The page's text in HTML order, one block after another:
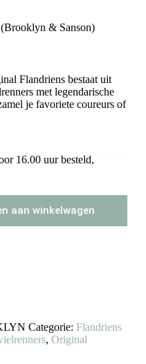
& Sanson)
Flandriens bestaat uit
met legendarische
je favoriete coureurs of
16.00 uur besteld,
aan winkelwagen
Categorie: Flandriens
, Original